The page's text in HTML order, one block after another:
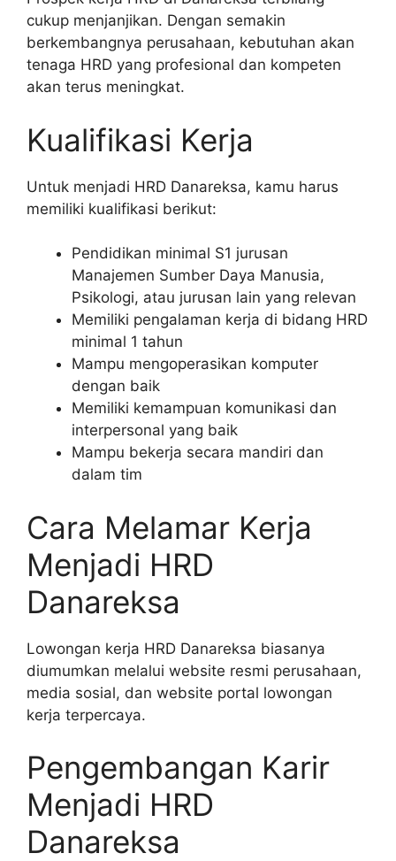
cukup menjanjikan. Dengan semakin
berkembangnya perusahaan, kebutuhan akan
tenaga HRD yang profesional dan kompeten
akan terus meningkat.
Kualifikasi Kerja
Untuk menjadi HRD Danareksa, kamu harus
memiliki kualifikasi berikut:
Pendidikan minimal S1 jurusan
Manajemen Sumber Daya Manusia,
Psikologi, atau jurusan lain yang relevan
Memiliki pengalaman kerja di bidang HRD
minimal 1 tahun
Mampu mengoperasikan komputer
dengan baik
Memiliki kemampuan komunikasi dan
interpersonal yang baik
Mampu bekerja secara mandiri dan
dalam tim
Cara Melamar Kerja
Menjadi HRD
Danareksa
Lowongan kerja HRD Danareksa biasanya
diumumkan melalui website resmi perusahaan,
media sosial, dan website portal lowongan
kerja terpercaya.
Pengembangan Karir
Menjadi HRD
Danareksa